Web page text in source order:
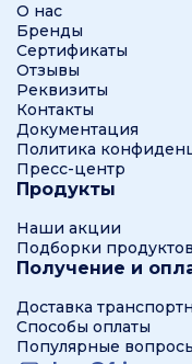
О нас
Бренды
Сертификаты
Отзывы
Реквизиты
Контакты
Документация
Политика
Пресс-центр
Продукты
Наши акции
Подборки продуктов
Получение и
Доставка
Способы оплаты
Популярные